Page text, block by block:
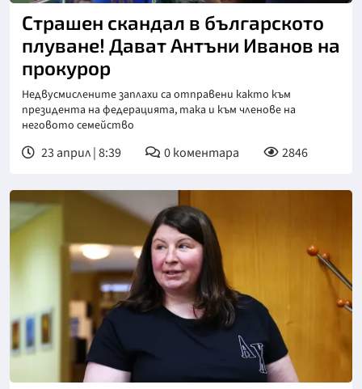
Страшен скандал в българското
плуване! Дават Антъни Иванов на
прокурор
Недвусмислените заплахи са отправени както към
президента на федерацията, така и към членове на
неговото семейство
23 април | 8:39 0коментара 2846